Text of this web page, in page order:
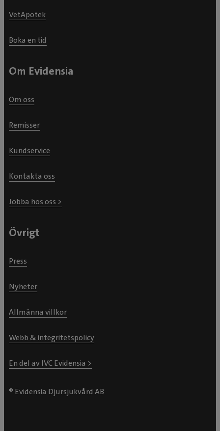
VetApotek
Boka en tid
Om Evidensia
Om oss
Remisser
Kundservice
Kontakta oss
Jobba hos oss >
Övrigt
Press
Nyheter
Allmänna villkor
Webb & integritetspolicy
En del av IVC Evidensia >
® Evidensia Djursjukvård AB